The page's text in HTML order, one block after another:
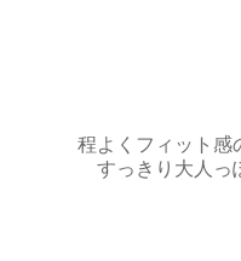
程よくフィット感
すっきり大人っ